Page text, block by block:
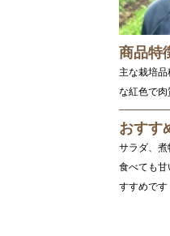
商品特
主な栽培
な紅色で肉
おすす
サラダ、
食べても
すすめです